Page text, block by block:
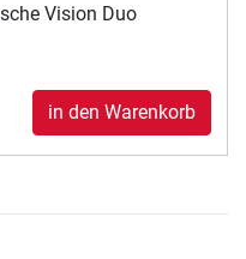
Vision Duo
in den Warenkorb